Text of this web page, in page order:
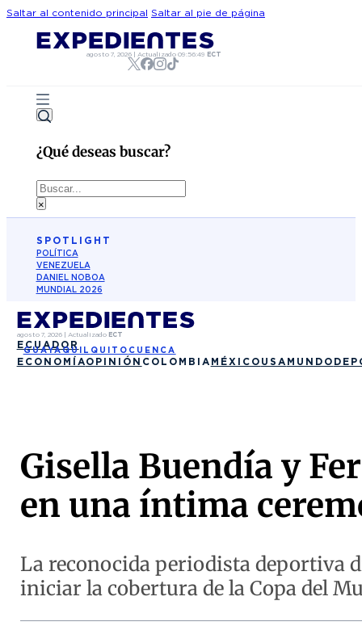
Saltar al contenido principal Saltar al pie de página
agosto 7, 2026| Actualizado 09:56:49 ECT
¿Qué deseas buscar?
Buscar
×
SPOTLIGHT
POLÍTICA
VENEZUELA
DANIEL NOBOA
MUNDIAL 2026
agosto 7, 2026| Actualizado ECT
ECUADOR
GUAYAQUIL QUITO CUENCA
ECONOMÍAOPINIÓN COLOMBIA MÉXICO USA MUNDO
Gisella Buendía y
en una íntima
La reconocida periodista deportiva
iniciar la cobertura de la Copa del